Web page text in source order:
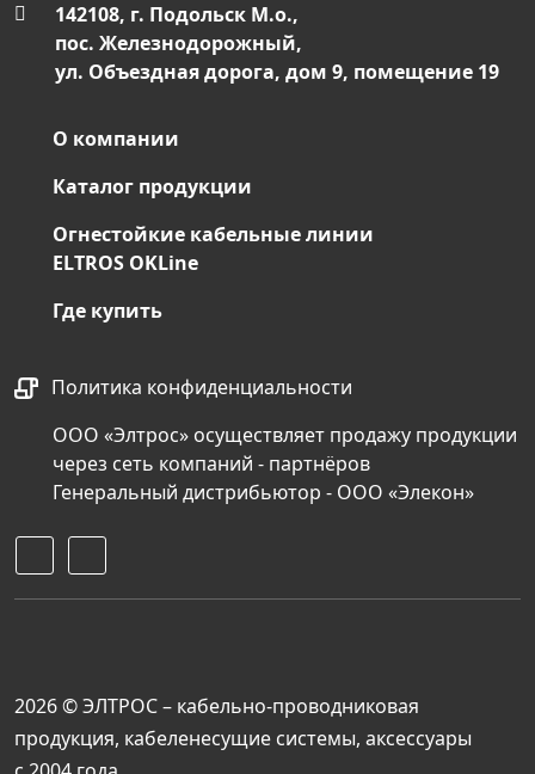
142108, г. Подольск М.о.,
пос. Железнодорожный,
ул. Объездная дорога, дом 9, помещение 19
О компании
Каталог продукции
Огнестойкие кабельные линии
ELTROS OKLine
Где купить
Политика конфиденциальности
ООО «Элтрос» осуществляет продажу продукции
через сеть компаний - партнёров
Генеральный дистрибьютор - ООО «Элекон»
2026 © ЭЛТРОС – кабельно-проводниковая
продукция, кабеленесущие системы, аксессуары